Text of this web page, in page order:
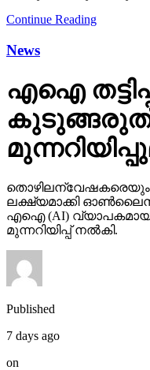
Continue Reading
News
എഐ
ലക്ഷ്യമാക്കി
എഐ (AI)
മുന്നറിയിപ്പ് നല്‍കി.
Published
7 days ago
on